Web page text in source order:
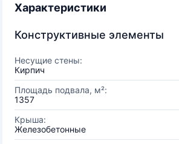
Характеристики
Конструктивные элементы
Несущие стены:
Кирпич
Площадь подвала, м²:
1357
Крыша:
Железобетонные